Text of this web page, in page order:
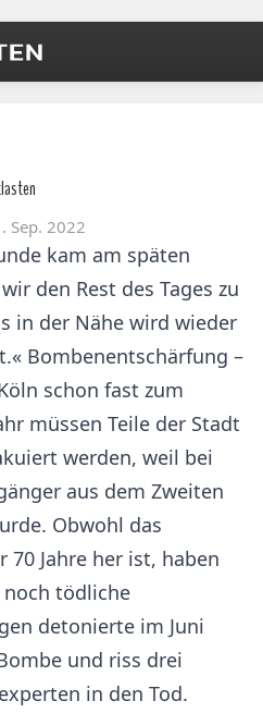
Sep. 2022
kam am späten
den Rest des Tages zu
in der Nähe wird wieder
Bombenentschärfung –
schon fast zum
müssen Teile der Stadt
werden, weil bei
aus dem Zweiten
Obwohl das
70 Jahre her ist, haben
tödliche
detonierte im Juni
und riss drei
in den Tod.